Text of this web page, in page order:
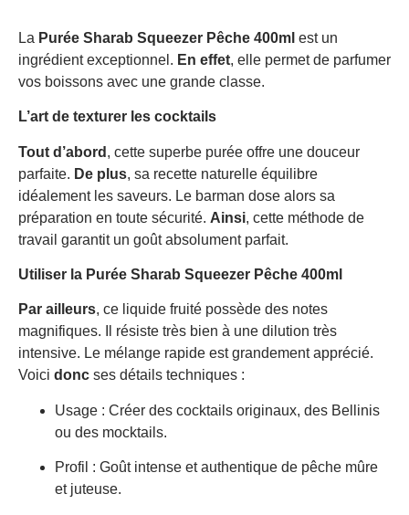
La Purée Sharab Squeezer Pêche 400ml est un
ingrédient exceptionnel. En effet, elle permet de parfumer
vos boissons avec une grande classe.
L’art de texturer les cocktails
Tout d’abord , cette superbe purée offre une douceur
parfaite. De plus, sa recette naturelle équilibre
idéalement les saveurs. Le barman dose alors sa
préparation en toute sécurité. Ainsi, cette méthode de
travail garantit un goût absolument parfait.
Utiliser la Purée Sharab Squeezer Pêche 400ml
Par ailleurs, ce liquide fruité possède des notes
magnifiques. Il résiste très bien à une dilution très
intensive. Le mélange rapide est grandement apprécié.
Voici donc ses détails techniques :
Usage : Créer des cocktails originaux, des Bellinis
ou des mocktails.
Profil : Goût intense et authentique de pêche mûre
et juteuse.